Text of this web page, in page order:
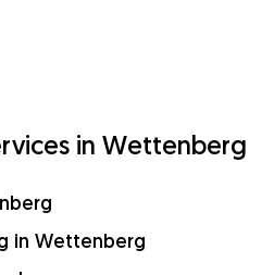
in Wettenberg
in Wettenberg